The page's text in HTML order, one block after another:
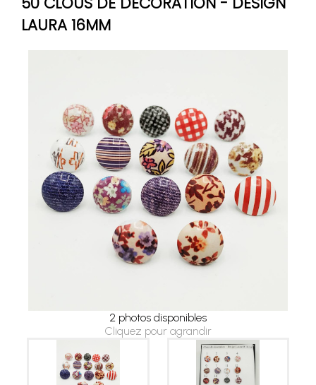
LAURA 16MM
2 photos disponibles
Cliquez pour agrandir